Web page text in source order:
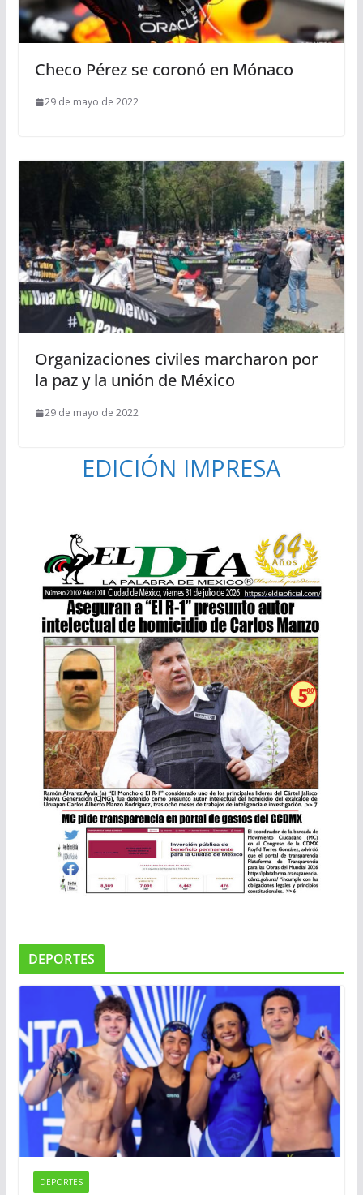
Checo Pérez se coronó en Mónaco
29 de mayo de 2022
Organizaciones civiles marcharon por
la paz y la unión de México
29 de mayo de 2022
EDICIÓN IMPRESA
DEPORTES
DEPORTES